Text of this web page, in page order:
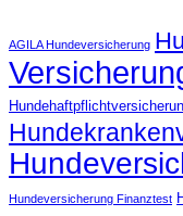
AGILA Hundeversicherung
Hundeversicherung Finanztest